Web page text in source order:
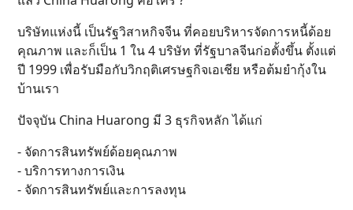
บริษัทแห่งนี้ เป็นรัฐวิสาหกิจจีน ที่คอยบริหารจัดการหนี้ด้อย
คุณภาพ และก็เป็น 1 ใน 4 บริษัท ที่รัฐบาลจีนก่อตั้งขึ้น ตั้งแต่
ปี 1999 เพื่อรับมือกับวิกฤติเศรษฐกิจเอเชีย หรือต้มยำกุ้งใน
บ้านเรา
ปัจจุบัน China Huarong มี 3 ธุรกิจหลัก ได้แก่
- จัดการสินทรัพย์ด้อยคุณภาพ
- บริการทางการเงิน
- จัดการสินทรัพย์และการลงทุน